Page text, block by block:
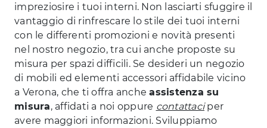
impreziosire i tuoi interni. Non lasciarti sfuggire il
vantaggio di rinfrescare lo stile dei tuoi interni
con le differenti promozioni e novità presenti
nel nostro negozio, tra cui anche proposte su
misura per spazi difficili. Se desideri un negozio
di mobili ed elementi accessori affidabile vicino
a Verona, che ti offra ancheassistenza su
misura, affidati a noi oppure contattaciper
avere maggiori informazioni. Sviluppiamo